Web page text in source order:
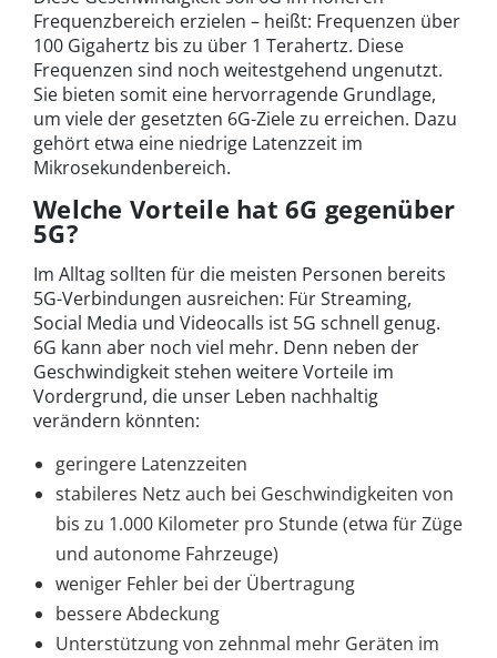
Frequenzbereich erzielen – heißt: Frequenzen über
100 Gigahertz bis zu über 1 Terahertz. Diese
Frequenzen sind noch weitestgehend ungenutzt.
Sie bieten somit eine hervorragende Grundlage,
um viele der gesetzten 6G-Ziele zu erreichen. Dazu
gehört etwa eine niedrige Latenzzeit im
Mikrosekundenbereich.
Welche Vorteile hat 6G gegenüber
5G?
Im Alltag sollten für die meisten Personen bereits
5G-Verbindungen ausreichen: Für Streaming,
Social Media und Videocalls ist 5G schnell genug.
6G kann aber noch viel mehr. Denn neben der
Geschwindigkeit stehen weitere Vorteile im
Vordergrund, die unser Leben nachhaltig
verändern könnten:
geringere Latenzzeiten
stabileres Netz auch bei Geschwindigkeiten von
bis zu 1.000 Kilometer pro Stunde (etwa für Züge
und autonome Fahrzeuge)
weniger Fehler bei der Übertragung
bessere Abdeckung
Unterstützung von zehnmal mehr Geräten im